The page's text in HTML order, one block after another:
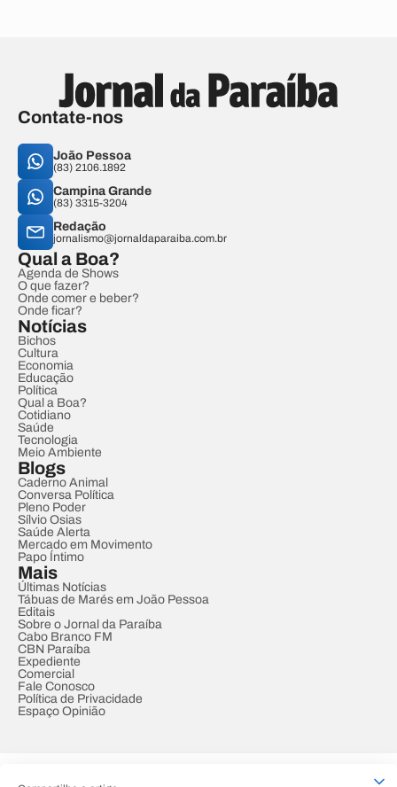
Contate-nos
João Pessoa
(83) 2106.1892
Campina Grande
(83) 3315-3204
Redação
jornalismo@jornaldaparaiba.com.br
Qual a Boa?
Agenda de Shows
O que fazer?
Onde comer e beber?
Onde ficar?
Notícias
Bichos
Cultura
Economia
Educação
Política
Qual a Boa?
Cotidiano
Saúde
Tecnologia
Meio Ambiente
Blogs
Caderno Animal
Conversa Política
Pleno Poder
Sílvio Osias
Saúde Alerta
Mercado em Movimento
Papo Íntimo
Mais
Últimas Notícias
Tábuas de Marés em João Pessoa
Editais
Sobre o Jornal da Paraíba
Cabo Branco FM
CBN Paraíba
Expediente
Comercial
Fale Conosco
Política de Privacidade
Espaço Opinião